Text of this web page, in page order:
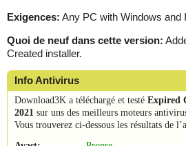
Exigences: Any PC with Windows and
Quoi de neuf dans cette version:
Created installer.
Info Antivirus
Download3K a téléchargé et testé Expired
2021 sur uns des meilleurs moteurs
Vous trouverez ci-dessous les résultats de